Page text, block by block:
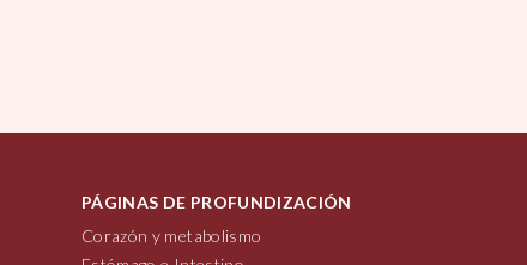
PÁGINAS DE PROFUNDIZACIÓN
Corazón y metabolismo